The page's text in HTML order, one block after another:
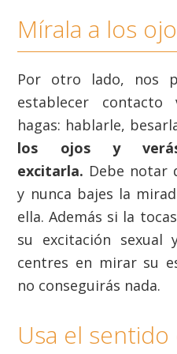
Mírala a los
Por otro lado, nos
establecer
hagas: hablarle,
los ojos y verás
excitarla. Debe notar
y nunca bajes la
ella. Además si la
su excitación
centres en mirar su
no conseguirás nada.
Usa el